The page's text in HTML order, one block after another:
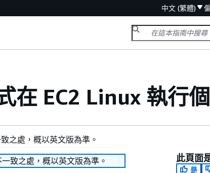
中文 (繁體)
在 EC2 Linux 執行
之處，概以英文版為準。
致之處，概以英文版為準。 此頁面
是